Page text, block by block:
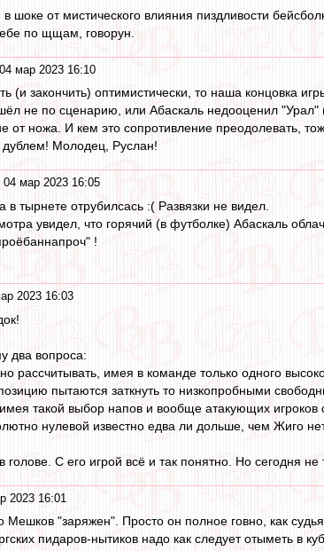
шоке от мистического влияния пиздливости
по щщам, говорун.
мар 2023 16:10
(и закончить) оптимистически, то наша концовка
не по сценарию, или Абаскаль недооценил "Урал"
от ножа. И кем это сопротивление преодолевать,
дублем! Молодец, Руслан!
04 мар 2023 16:05
в тырнете отрубилсась :( Развязки не видел.
увидел, что горячий (в футболке) Абаскаль
!
2023 16:03
два вопроса:
рассчитывать, имея в команде только одного
пытаются заткнуть то низкопробными
такой выбор напов и вообще атакующих
нулевой известно едва ли дольше, чем Жиго
голове. С его игрой всё и так понятно. Но сегодня
2023 16:01
"заряжен". Просто он полное говно, как судья.
пидаров-нытиков надо как следует отыметь в